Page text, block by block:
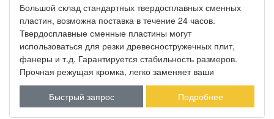
Большой склад стандартных твердосплавных сменных
пластин, возможна поставка в течение 24 часов.
Твердосплавные сменные пластины могут
использоваться для резки древесностружечных плит,
фанеры и т.д. Гарантируется стабильность размеров.
Прочная режущая кромка, легко заменяет ваши
фуговальные и строгальные ножи. Гладкое строгание, 2
или 4 рабочие стороны, все одинаково хорошего
качества.
Быстрый запрос Подробнее